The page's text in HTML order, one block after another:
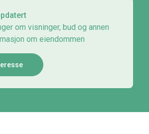
om visninger, bud og annen
om eiendommen